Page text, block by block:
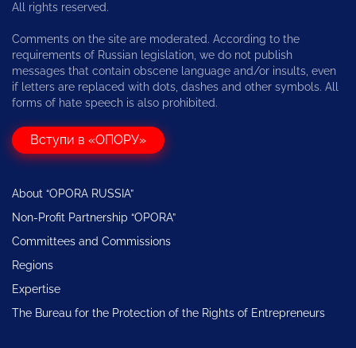
All rights reserved.
Comments on the site are moderated. According to the
requirements of Russian legislation, we do not publish
messages that contain obscene language and/or insults, even
if letters are replaced with dots, dashes and other symbols. All
forms of hate speech is also prohibited.
Вступи в «ОПОРУ»
About “OPORA RUSSIA”
Non-Profit Partnership “OPORA”
Committees and Commissions
Regions
Expertise
The Bureau for the Protection of the Rights of Entrepreneurs